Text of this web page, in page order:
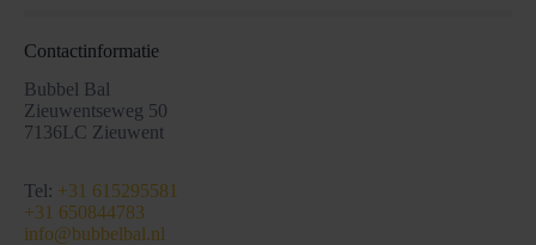
Contactinformatie
Bubbel Bal
Zieuwentseweg 50
7136LC Zieuwent
Tel: +31 615295581
+31 650844783
info@bubbelbal.nl